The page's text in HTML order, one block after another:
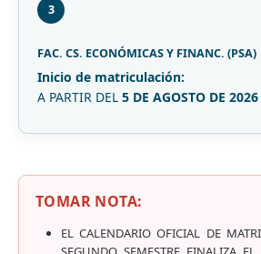
3
FAC. CS. ECONÓMICAS Y FINANC. (PSA)
Inicio de matriculación:
A PARTIR DEL 5 DE AGOSTO DE 2026
TOMAR NOTA:
EL CALENDARIO OFICIAL DE